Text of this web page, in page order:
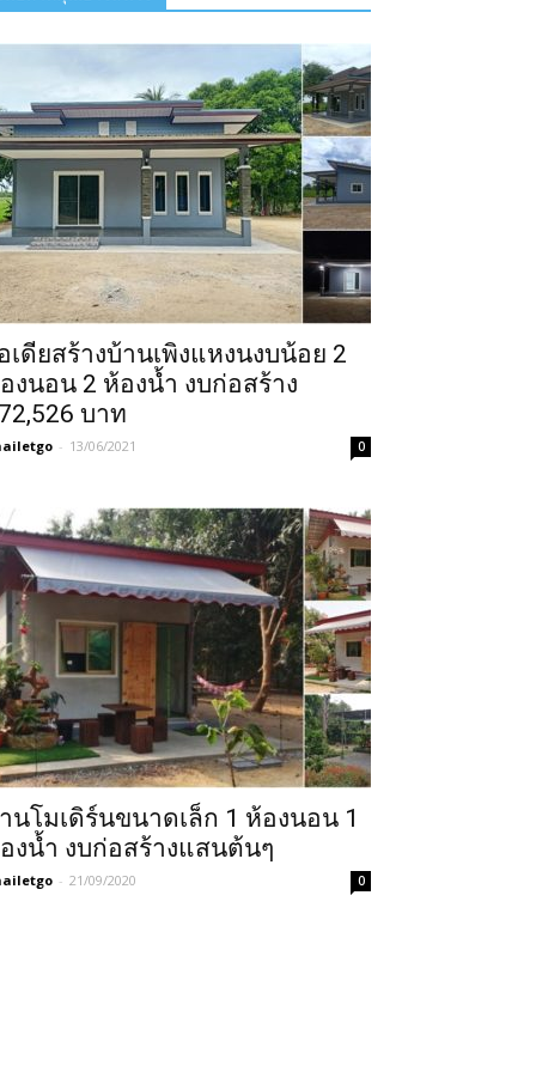
เดียสร้างบ้านเพิงแหงนงบน้อย 2
งนอน 2 ห้องน้ำ งบก่อสร้าง
บาท
- 13/06/2021 0
นโมเดิร์นขนาดเล็ก 1 ห้องนอน 1
งน้ำ งบก่อสร้างแสนต้นๆ
- 21/09/2020 0